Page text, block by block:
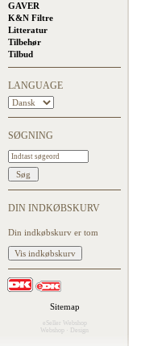
GAVER
K&N Filtre
Litteratur
Tilbehør
Tilbud
LANGUAGE
SØGNING
DIN INDKØBSKURV
Din indkøbskurv er tom
Sitemap
eSeller Webshop
Webshop
Design